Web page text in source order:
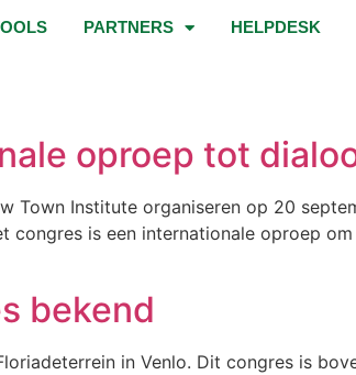
PARTNERS HELPDESK
oproep tot
Town Institute organiseren op 20
congres is een internationale oproep
bekend
in Venlo. Dit congres is